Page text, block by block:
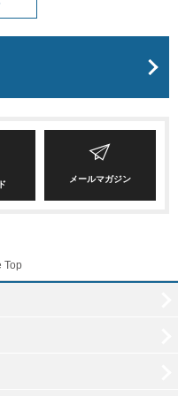
メールマガジン
Top